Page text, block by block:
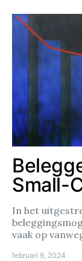
Small-
In het
vaak op
februari 9, 2024